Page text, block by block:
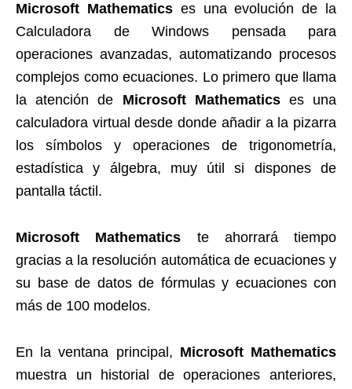
Microsoft Mathematicses una evolución de la
Calculadora de Windows pensada para
operaciones avanzadas, automatizando procesos
complejos como ecuaciones. Lo primero que llama
la atención de Microsoft Mathematicses una
calculadora virtual desde donde añadir a la pizarra
los símbolos y operaciones de trigonometría,
estadística y álgebra, muy útil si dispones de
pantalla táctil.
Microsoft Mathematics te ahorrará tiempo
gracias a la resolución automática de ecuaciones y
su base de datos de fórmulas y ecuaciones con
más de 100 modelos.
En la ventana principal, Microsoft Mathematics
muestra un historial de operaciones anteriores,